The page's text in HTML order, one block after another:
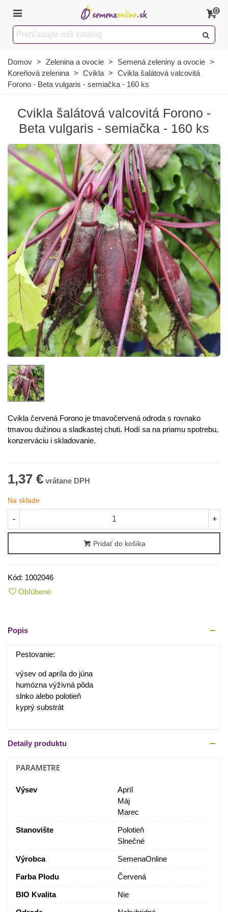
0
Domov > Zelenina a ovocie > Semená zeleniny a ovocie >
Koreňová zelenina > Cvikla > Cvikla šalátová valcovitá
Forono - Beta vulgaris - semiačka - 160 ks
Cvikla šalátová valcovitá Forono -
Beta vulgaris - semiačka - 160 ks
Cvikla červená Forono je tmavočervená odroda s rovnako
tmavou dužinou a sladkastej chuti. Hodí sa na priamu spotrebu,
konzerváciu i skladovanie.
1,37 €
Na sklade
- +
Pridať do košíka
Kód: 1002046
Obľúbené
Popis
Pestovanie:
výsev od apríla do júna
humózna výživná pôda
slnko alebo polotieň
kyprý substrát
Detaily produktu
PARAMETRE
Výsev
Apríl
Máj
Marec
Stanovište
Polotieň
Slnečné
Výrobca SemenaOnline
Farba Plodu Červená
BIO Kvalita Nie